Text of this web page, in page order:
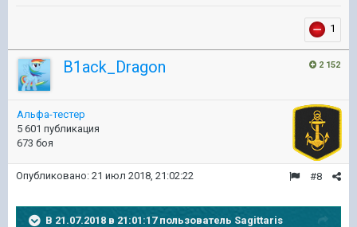
1
2 152
B1ack_Dragon
Альфа-тестер
5 601 публикация
673 боя
#8
Опубликовано: 21 июл 2018, 21:02:22
В 21.07.2018 в 21:01:17 пользователь Sagittaris